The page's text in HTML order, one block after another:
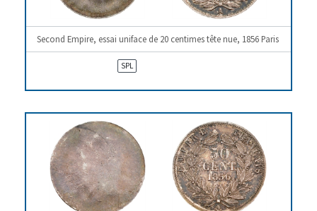
Second Empire, essai uniface de 20 centimes tête nue, 1856 Paris
SPL